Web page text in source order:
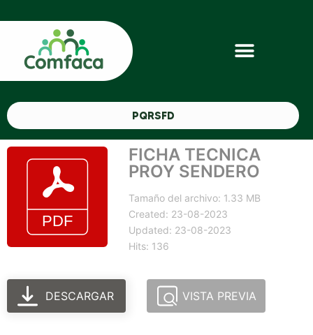
PQRSFD
FICHA TECNICA
PROY SENDERO
Tamaño del archivo: 1.33 MB
Created: 23-08-2023
Updated: 23-08-2023
Hits: 136
DESCARGAR VISTA PREVIA